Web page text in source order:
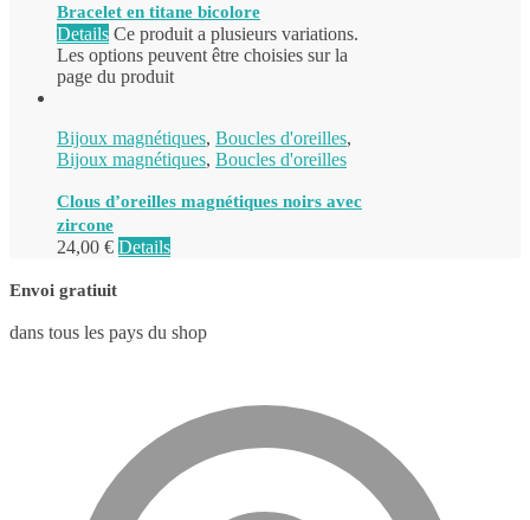
Bracelet en titane bicolore
Details Ce produit a plusieurs variations.
Les options peuvent être choisies sur la
page du produit
Bijoux magnétiques, Boucles d'oreilles,
Bijoux magnétiques, Boucles d'oreilles
Clous d’oreilles magnétiques noirs avec
zircone
24,00 € Details
Envoi gratiuit
dans tous les pays du shop